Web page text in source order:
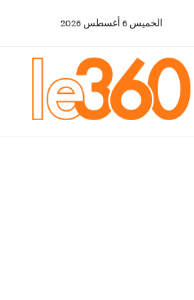
الخميس 6 أغسطس 2026